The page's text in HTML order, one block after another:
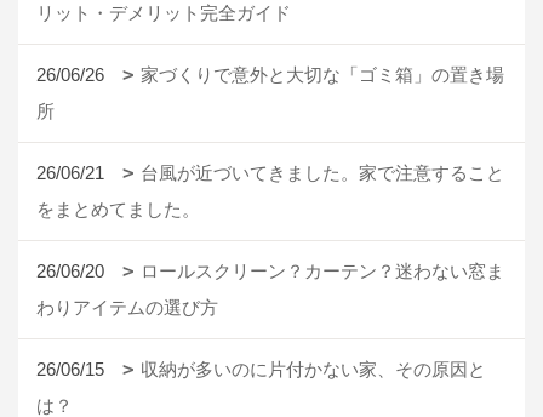
リット・デメリット完全ガイド
26/06/26
家づくりで意外と大切な「ゴミ箱」の置き場
所
26/06/21
台風が近づいてきました。家で注意すること
をまとめてました。
26/06/20
ロールスクリーン？カーテン？迷わない窓ま
わりアイテムの選び方
26/06/15
収納が多いのに片付かない家、その原因と
は？